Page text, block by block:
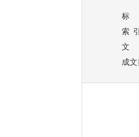
标
索 引
文
成文